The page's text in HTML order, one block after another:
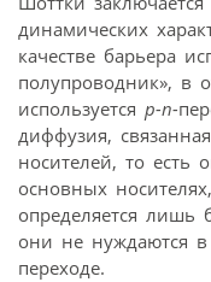
динамических
качестве барьера
полупроводник», в
используется p-n-
диффузия,
носителей, то есть
основных
определяется лишь
они не нуждаются в
переходе.